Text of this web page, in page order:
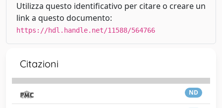
Utilizza questo identificativo per citare o creare un
link a questo documento:
https://hdl.handle.net/11588/564766
Citazioni
ND